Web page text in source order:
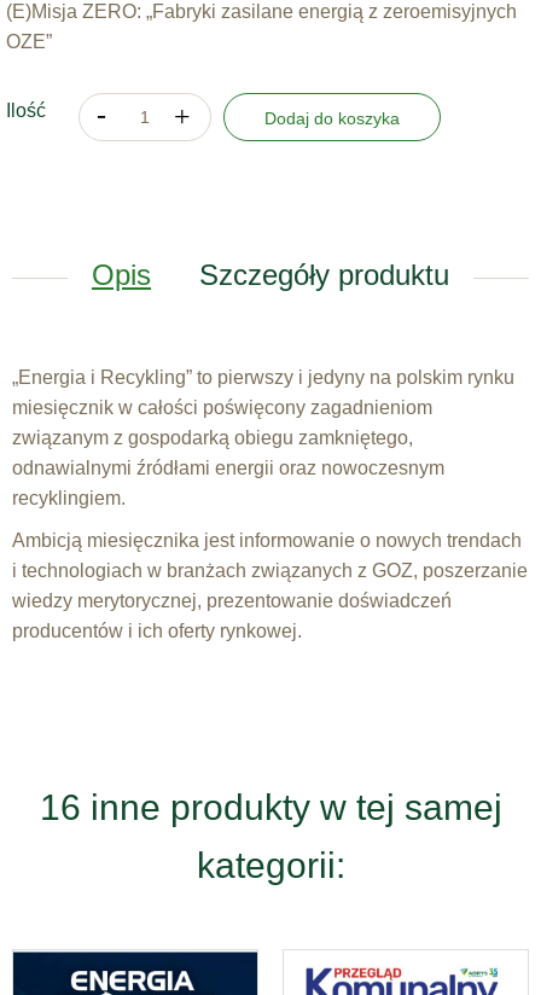
(E)Misja ZERO: „Fabryki zasilane energią z zeroemisyjnych
OZE”
Ilość Dodaj do koszyka
Opis Szczegóły produktu
„Energia i Recykling” to pierwszy i jedyny na polskim rynku
miesięcznik w całości poświęcony zagadnieniom
związanym z gospodarką obiegu zamkniętego,
odnawialnymi źródłami energii oraz nowoczesnym
recyklingiem.
Ambicją miesięcznika jest informowanie o nowych trendach
i technologiach w branżach związanych z GOZ, poszerzanie
wiedzy merytorycznej, prezentowanie doświadczeń
producentów i ich oferty rynkowej.
16 inne produkty w tej samej
kategorii: